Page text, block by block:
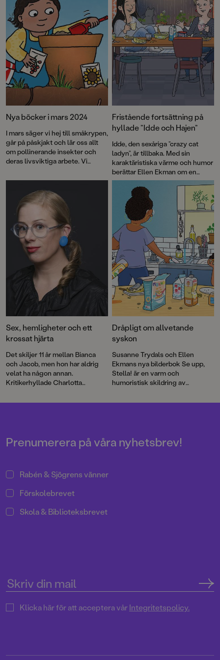
Nya böcker i mars 2024
I mars säger vi hej till småkrypen,
går på påskjakt och lär oss allt
om pollinerande insekter och
deras livsviktiga arbete. Vi
spöksystrarna och möter
Stephanie, Sven och de andra i
den avslutande delen om
Skurkskolan. Och så får vi ta del
av roliga, fina, pinsamma, knasiga
berättelser om att göra sexdebut.
Fristående fortsättning på
hyllade ”Idde och Hajen”
Idde, den sexåriga ”crazy cat
ladyn”, är tillbaka. Med sin
karaktäristiska värme och humor
berättar Ellen Ekman om en
bortsprungen katt som kommer
till rätta när Idde tar saken i egna
händer. Här möter läsaren många
av de riktiga
kattpersonligheterna från
hennes egen Stockholmsförort.
Sex, hemligheter och ett
krossat hjärta
Det skiljer 11 år mellan Bianca
och Jacob, men hon har aldrig
velat ha någon annan.
Kritikerhyllade Charlotta
berättelse om förbjuden kärlek
Dråpligt om allvetande
syskon
Susanne Trydals och Ellen
Ekmans nya bilderbok Se upp,
Stella! är en varm och
humoristisk skildring av
till en älskad storasyster kan ta
Prenumerera på våra nyhetsbrev!
Rabén & Sjögrens vänner
Förskolebrevet
Skola & Biblioteksbrevet
Klicka här för att acceptera vårIntegritetspolicy.